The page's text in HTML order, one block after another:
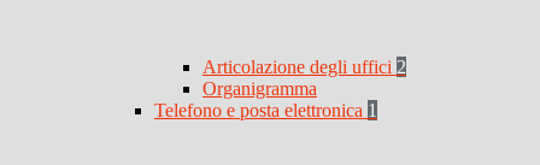
Articolazione degli uffici 2
Organigramma
Telefono e posta elettronica 1